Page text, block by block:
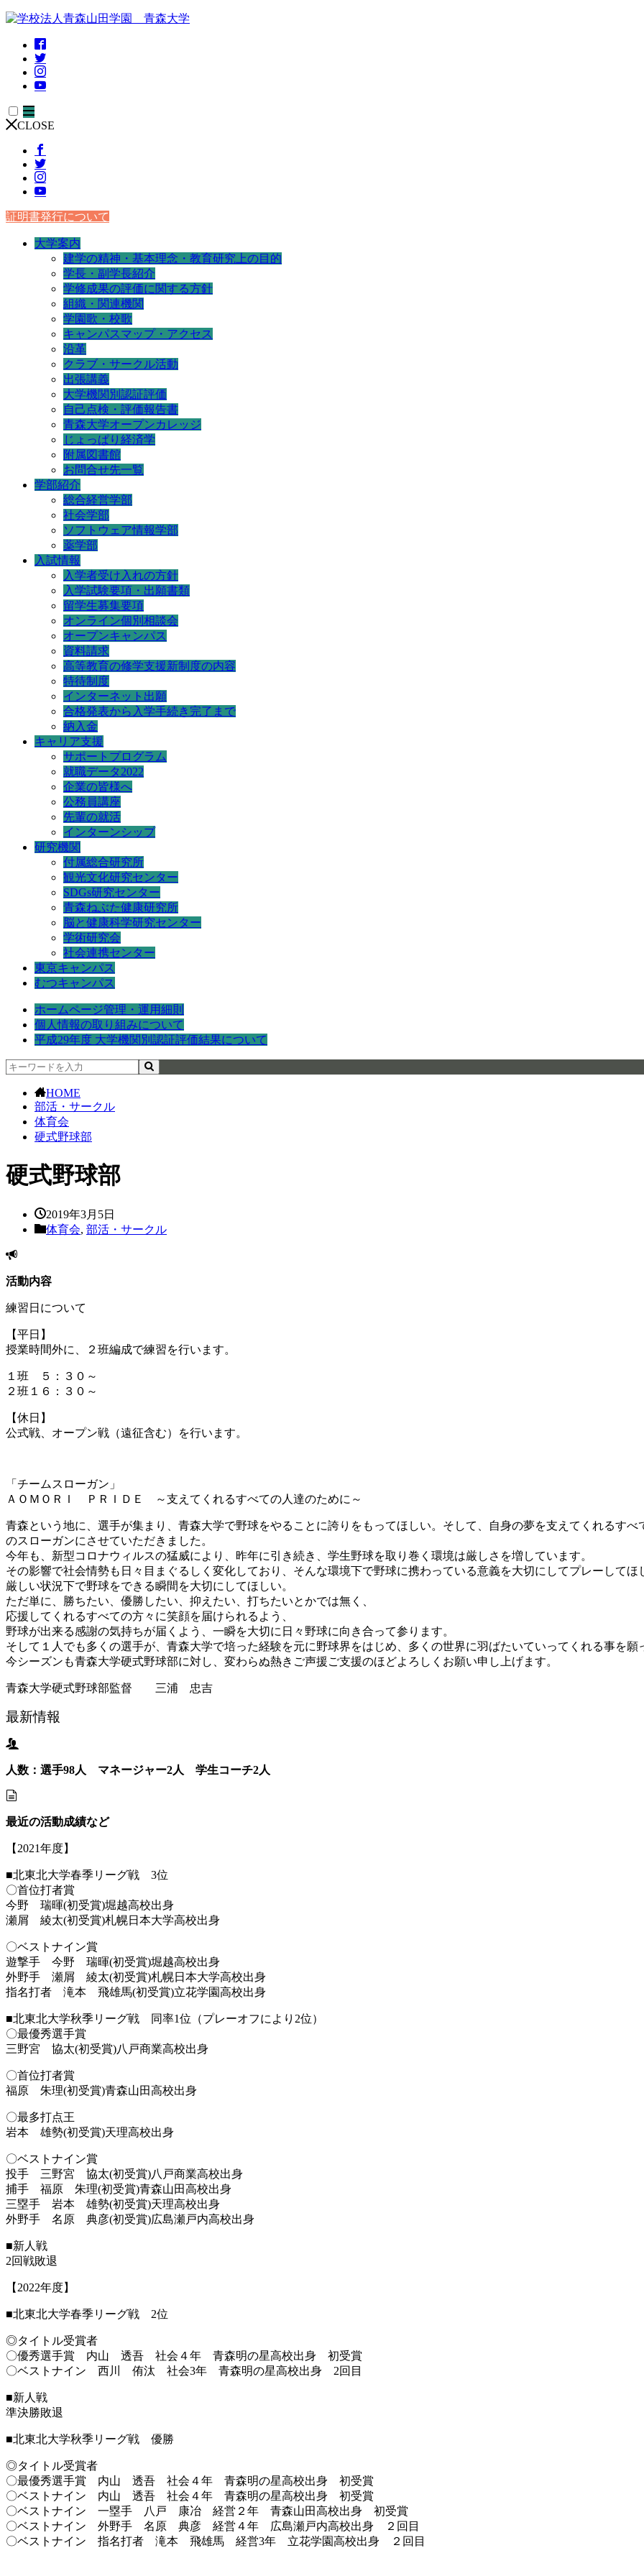
CLOSE
証明書発行について
大学案内
建学の精神・基本理念・教育研究上の目的
学長・副学長紹介
学修成果の評価に関する方針
組織・関連機関
学園歌・校歌
キャンパスマップ・アクセス
沿革
クラブ・サークル活動
出張講義
大学機関別認証評価
自己点検・評価報告書
青森大学オープンカレッジ
じょっぱり経済学
附属図書館
お問合せ先一覧
学部紹介
総合経営学部
社会学部
ソフトウェア情報学部
薬学部
入試情報
入学者受け入れの方針
入学試験要項・出願書類
留学生募集要項
オンライン個別相談会
オープンキャンパス
資料請求
高等教育の修学支援新制度の内容
特待制度
インターネット出願
合格発表から入学手続き完了まで
納入金
キャリア支援
サポートプログラム
就職データ2022
企業の皆様へ
公務員講座
先輩の就活
インターンシップ
研究機関
付属総合研究所
観光文化研究センター
SDGs研究センター
青森ねぶた健康研究所
脳と健康科学研究センター
学術研究会
社会連携センター
東京キャンパス
むつキャンパス
ホームページ管理・運用細則
個人情報の取り組みについて
平成29年度 大学機関別認証評価結果について
HOME
部活・サークル
体育会
硬式野球部
硬式野球部
2019年3月5日
体育会, 部活・サークル
活動内容
練習日について
【平日】
授業時間外に、２班編成で練習を行います。
１班 ５：３０～
２班１６：３０～
【休日】
公式戦、オープン戦（遠征含む）を行います。
「チームスローガン」
ＡＯＭＯＲＩ ＰＲＩＤＥ ～支えてくれるすべての人達のために～
青森という地に、選手が集まり、青森大学で野球をやることに誇りをもってほしい。そして、自身の夢を支えてくれるす
のスローガンにさせていただきました。
今年も、新型コロナウィルスの猛威により、昨年に引き続き、学生野球を取り巻く環境は厳しさを増しています。
その影響で社会情勢も日々目まぐるしく変化しており、そんな環境下で野球に携わっている意義を大切にしてプレーしてほ
厳しい状況下で野球をできる瞬間を大切にしてほしい。
ただ単に、勝ちたい、優勝したい、抑えたい、打ちたいとかでは無く、
応援してくれるすべての方々に笑顔を届けられるよう、
野球が出来る感謝の気持ちが届くよう、一瞬を大切に日々野球に向き合って参ります。
そして１人でも多くの選手が、青森大学で培った経験を元に野球界をはじめ、多くの世界に羽ばたいていってくれる事を願
今シーズンも青森大学硬式野球部に対し、変わらぬ熱きご声援ご支援のほどよろしくお願い申し上げます。
青森大学硬式野球部監督 三浦 忠吉
最新情報
人数：選手98人 マネージャー2人 学生コーチ2人
最近の活動成績など
【2021年度】
■北東北大学春季リーグ戦 3位
〇首位打者賞
今野 瑞暉(初受賞)堀越高校出身
瀬屑 綾太(初受賞)札幌日本大学高校出身
〇ベストナイン賞
遊撃手 今野 瑞暉(初受賞)堀越高校出身
外野手 瀬屑 綾太(初受賞)札幌日本大学高校出身
指名打者 滝本 飛雄馬(初受賞)立花学園高校出身
■北東北大学秋季リーグ戦 同率1位（プレーオフにより2位）
〇最優秀選手賞
三野宮 協太(初受賞)八戸商業高校出身
〇首位打者賞
福原 朱理(初受賞)青森山田高校出身
〇最多打点王
岩本 雄勢(初受賞)天理高校出身
〇ベストナイン賞
投手 三野宮 協太(初受賞)八戸商業高校出身
捕手 福原 朱理(初受賞)青森山田高校出身
三塁手 岩本 雄勢(初受賞)天理高校出身
外野手 名原 典彦(初受賞)広島瀬戸内高校出身
■新人戦
2回戦敗退
【2022年度】
■北東北大学春季リーグ戦 2位
◎タイトル受賞者
〇優秀選手賞 内山 透吾 社会４年 青森明の星高校出身 初受賞
〇ベストナイン 西川 侑汰 社会3年 青森明の星高校出身 2回目
■新人戦
準決勝敗退
■北東北大学秋季リーグ戦 優勝
◎タイトル受賞者
〇最優秀選手賞 内山 透吾 社会４年 青森明の星高校出身 初受賞
〇ベストナイン 内山 透吾 社会４年 青森明の星高校出身 初受賞
〇ベストナイン 一塁手 八戸 康冶 経営２年 青森山田高校出身 初受賞
〇ベストナイン 外野手 名原 典彦 経営４年 広島瀬戸内高校出身 ２回目
〇ベストナイン 指名打者 滝本 飛雄馬 経営3年 立花学園高校出身 ２回目